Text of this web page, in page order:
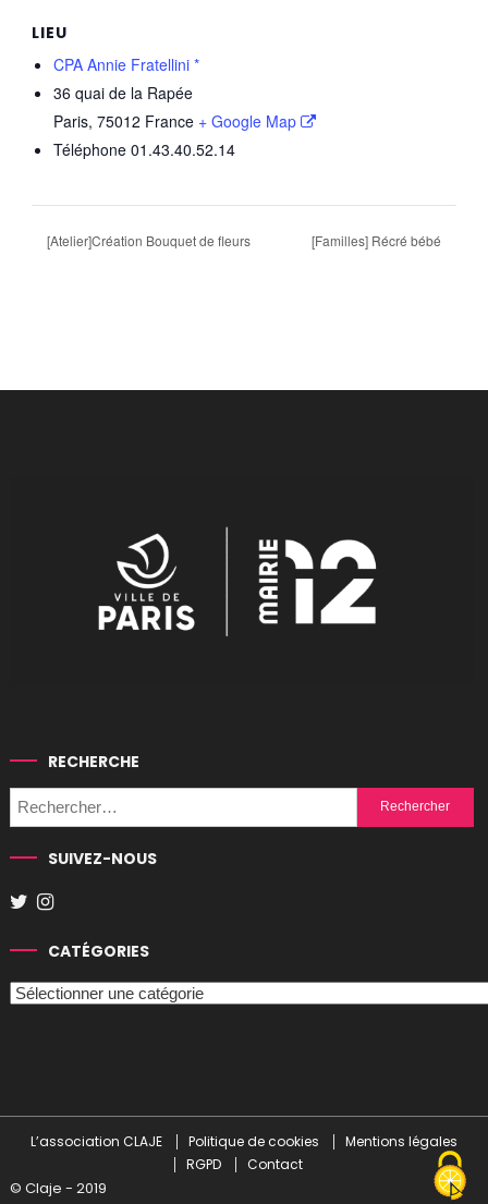
LIEU
CPA Annie Fratellini *
36 quai de la Rapée
Paris, 75012 France + Google Map
Téléphone 01.43.40.52.14
[Atelier]Création Bouquet de fleurs [Familles] Récré bébé
RECHERCHE
Rechercher :
SUIVEZ-NOUS
CATÉGORIES
Catégories
L’association CLAJE Politique de cookies
Mentions légales
RGPD
Contact
© Claje - 2019